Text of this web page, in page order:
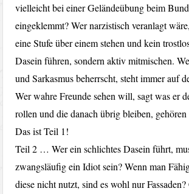
vielleicht bei einer Geländeübung beim
eingeklemmt? Wer narzistisch veranlagt
eine Stufe über einem stehen und kein
Dasein führen, sondern aktiv mitmischen.
und Sarkasmus beherrscht, steht immer auf
Wer wahre Freunde sehen will, sagt was er
rollen und die danach übrig bleiben, gehören
Das ist Teil 1!
Teil 2 … Wer ein schlichtes Dasein führt,
zwangsläufig ein Idiot sein? Wenn man
diese nicht nutzt, sind es wohl nur